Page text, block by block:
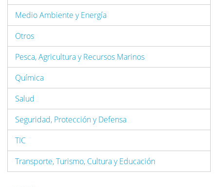
Medio Ambiente y Energía
Otros
Pesca, Agricultura y Recursos Marinos
Química
Salud
Seguridad, Protección y Defensa
TIC
Transporte, Turismo, Cultura y Educación